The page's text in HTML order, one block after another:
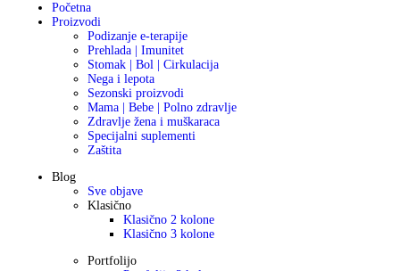
Početna
Proizvodi
Podizanje e-terapije
Prehlada | Imunitet
Stomak | Bol | Cirkulacija
Nega i lepota
Sezonski proizvodi
Mama | Bebe | Polno zdravlje
Zdravlje žena i muškaraca
Specijalni suplementi
Zaštita
Blog
Sve objave
Klasično
Klasično 2 kolone
Klasično 3 kolone
Portfolijo